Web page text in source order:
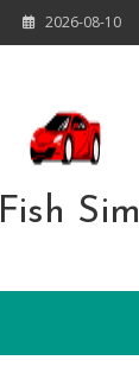
2026-08-10
Fish Sim